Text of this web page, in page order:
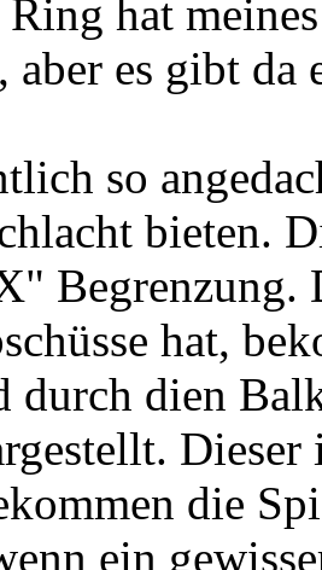
hat
aber es gibt
so
bieten.
Begrenzung.
hat,
durch dien
die
ein